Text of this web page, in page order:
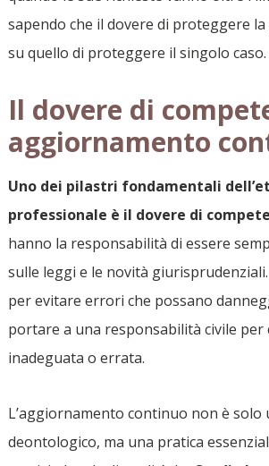
sapendo che il dovere di proteggere
su quello di proteggere il singolo caso.
Il dovere di
aggiornamento
Uno dei pilastri fondamentali
professionale è il dovere di
hanno la responsabilità di essere
sulle leggi e le novità
per evitare errori che possano
portare a una responsabilità civile per
inadeguata o errata.
L’aggiornamento continuo non è solo
deontologico, ma una pratica